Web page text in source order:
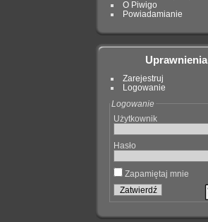
O Piwigo
Powiadamianie
Uprawnienia
Zarejestruj
Logowanie
Logowanie
Użytkownik
Hasło
Zapamiętaj mnie